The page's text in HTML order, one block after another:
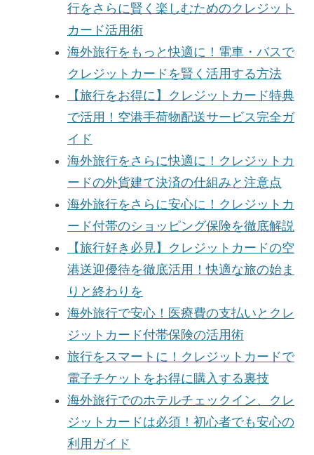
行をさらに賢く楽しむためのクレジット
カード活用術
海外旅行をもっと快適に！電車・バスで
クレジットカードを賢く活用する方法
【旅行をお得に】クレジットカード特典
で活用！空港手荷物配送サービス完全ガ
イド
海外旅行をさらに快適に！クレジットカ
ードの外貨建て決済の仕組みと注意点
海外旅行をさらに安心に！クレジットカ
ード付帯のショッピング保険を徹底解説
【旅行好き必見】クレジットカードの空
港送迎優待を徹底活用！快適な旅の始ま
りと終わりを
海外旅行で安心！医療費の支払いとクレ
ジットカード付帯保険の活用術
旅行をスマートに！クレジットカードで
電子チケットをお得に購入する裏技
海外旅行でのホテルチェックイン、クレ
ジットカードは必須！初心者でも安心の
利用ガイド